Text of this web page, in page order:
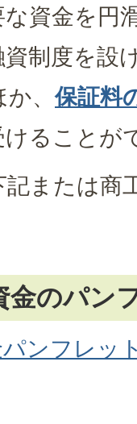
資金を円
制度を設
か、保証料
ることが
または商
金のパン
ンフレッ